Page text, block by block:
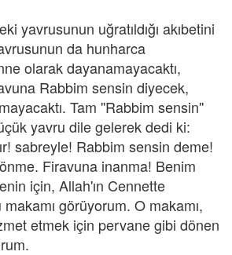
yavrusunun uğratıldığı akıbetini
da hunharca
olarak dayanamayacaktı,
Rabbim sensin diyecek,
Tam ''Rabbim sensin''
yavru dile gelerek dedi ki:
sabreyle! Rabbim sensin deme!
Firavuna inanma! Benim
için, Allah'ın Cennette
makamı görüyorum. O makamı,
etmek için pervane gibi dönen